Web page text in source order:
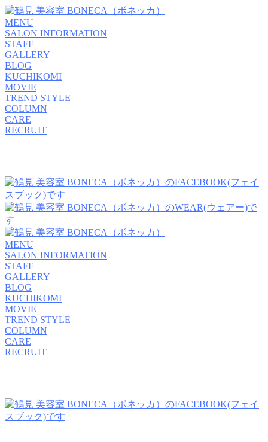
MENU
SALON INFORMATION
STAFF
GALLERY
BLOG
KUCHIKOMI
MOVIE
TREND STYLE
COLUMN
CARE
RECRUIT
MENU
SALON INFORMATION
STAFF
GALLERY
BLOG
KUCHIKOMI
MOVIE
TREND STYLE
COLUMN
CARE
RECRUIT